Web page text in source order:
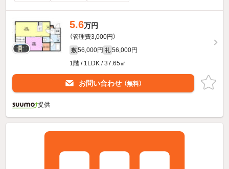
5.6万円
（管理費3,000円）
敷 56,000円 礼 56,000円
1階 / 1LDK / 37.65㎡
お問い合わせ （無料）
提供